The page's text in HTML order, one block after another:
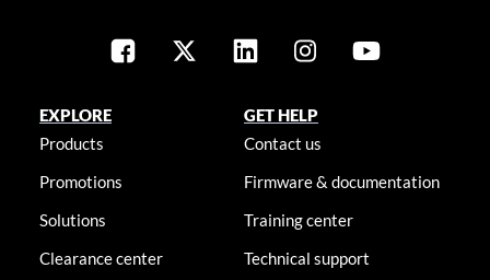
EXPLORE
Products
Promotions
Solutions
Clearance center
GET HELP
Contact us
Firmware & documentation
Training center
Technical support